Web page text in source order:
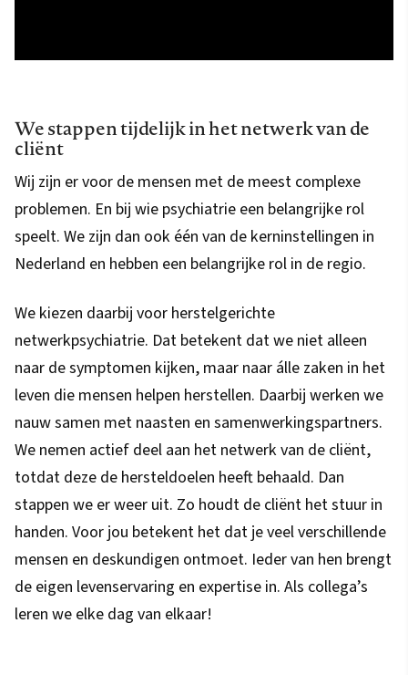
We stappen tijdelijk in het netwerk van de
cliënt
Wij zijn er voor de mensen met de meest complexe
problemen. En bij wie psychiatrie een belangrijke rol
speelt. We zijn dan ook één van de kerninstellingen in
Nederland en hebben een belangrijke rol in de regio.
We kiezen daarbij voor herstelgerichte
netwerkpsychiatrie. Dat betekent dat we niet alleen
naar de symptomen kijken, maar naar álle zaken in het
leven die mensen helpen herstellen. Daarbij werken we
nauw samen met naasten en samenwerkingspartners.
We nemen actief deel aan het netwerk van de cliënt,
totdat deze de hersteldoelen heeft behaald. Dan
stappen we er weer uit. Zo houdt de cliënt het stuur in
handen. Voor jou betekent het dat je veel verschillende
mensen en deskundigen ontmoet. Ieder van hen brengt
de eigen levenservaring en expertise in. Als collega’s
leren we elke dag van elkaar!